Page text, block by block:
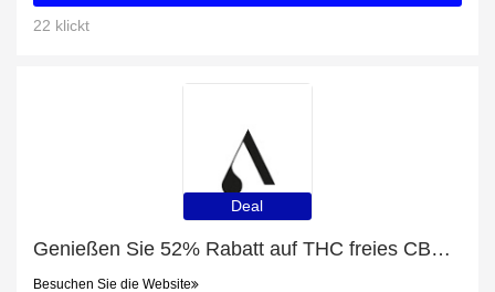
22 klickt
Deal
Genießen Sie 52% Rabatt auf THC freies CBD Öl (5%) + 8% zusätzlichen Rabatt
Besuchen Sie die Website